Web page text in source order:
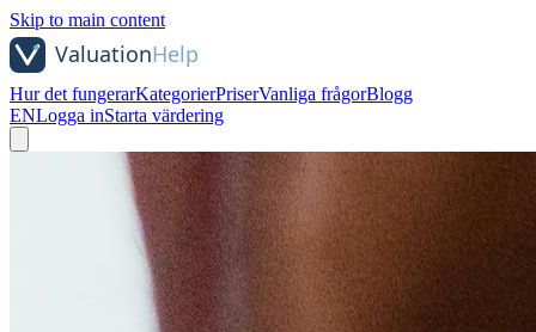
Skip to main content
Hur det fungerarKategorierPriserVanliga frågorBlogg
ENLogga inStarta värdering